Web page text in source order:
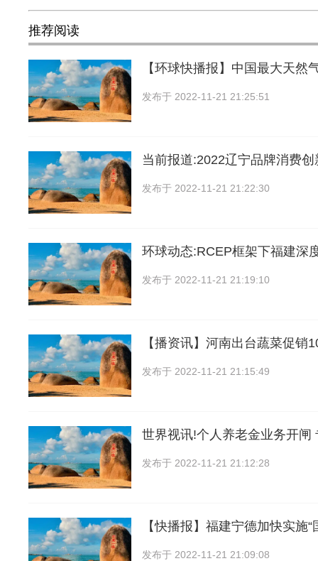
推荐阅读
【环球快播报】中国最大天然
发布于 2022-11-21 21:25:51
当前报道:2022辽宁品牌消费
发布于 2022-11-21 21:22:30
环球动态:RCEP框架下福建深
发布于 2022-11-21 21:19:10
【播资讯】河南出台蔬菜促销
发布于 2022-11-21 21:15:49
世界视讯!个人养老金业务开闸
发布于 2022-11-21 21:12:28
【快播报】福建宁德加快实施“
发布于 2022-11-21 21:09:08